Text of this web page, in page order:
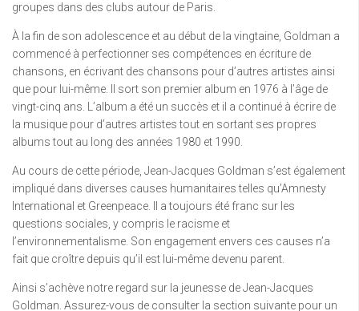
groupes dans des clubs autour de Paris.
À la fin de son adolescence et au début de la vingtaine, Goldman a
commencé à perfectionner ses compétences en écriture de
chansons, en écrivant des chansons pour d’autres artistes ainsi
que pour lui-même. Il sort son premier album en 1976 à l’âge de
vingt-cinq ans. L’album a été un succès et il a continué à écrire de
la musique pour d’autres artistes tout en sortant ses propres
albums tout au long des années 1980 et 1990.
Au cours de cette période, Jean-Jacques Goldman s’est également
impliqué dans diverses causes humanitaires telles qu’Amnesty
International et Greenpeace. Il a toujours été franc sur les
questions sociales, y compris le racisme et
l’environnementalisme. Son engagement envers ces causes n’a
fait que croître depuis qu’il est lui-même devenu parent.
Ainsi s’achève notre regard sur la jeunesse de Jean-Jacques
Goldman. Assurez-vous de consulter la section suivante pour un